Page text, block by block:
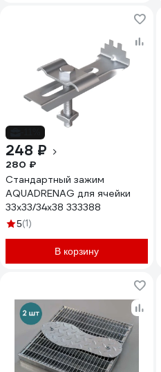
248 ₽
280 ₽
Стандартный зажим
AQUADRENAG для ячейки
33x33/34x38 333388
5(1)
В корзину